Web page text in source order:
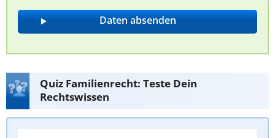
Quiz Familienrecht: Teste Dein
Rechtswissen